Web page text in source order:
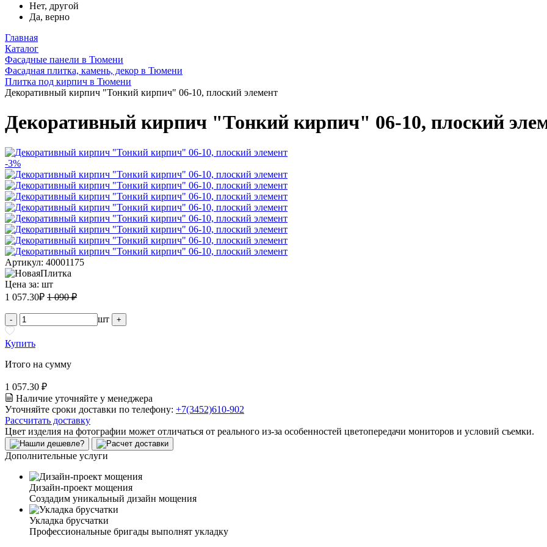
Нет, другой
Да, верно
Главная
Каталог
Фасадные панели в Тюмени
Фасадная плитка, камень, декор в Тюмени
Плитка под кирпич в Тюмени
Декоративный кирпич "Тонкий кирпич" 06-10, плоский элемент
Декоративный кирпич "Тонкий кирпич" 06-10, плоский
-3%
Артикул: 40001175
Цена за: шт
1 057.30₽ 1 090 ₽
- шт +
Купить
Итого на сумму
1 057.30 ₽
Наличие уточняйте у менеджера
Уточняйте сроки доставки по телефону: +7(3452)610-902
Рассчитать доставку
Цвет изделия на фотографии может отличаться от реального из-за особенностей цветопередачи мониторов и условий съемки.
Дополнительные услуги
Дизайн-проект мощения
Создадим уникальный дизайн мощения
Укладка брусчатки
Профессиональные бригады выполнят укладку